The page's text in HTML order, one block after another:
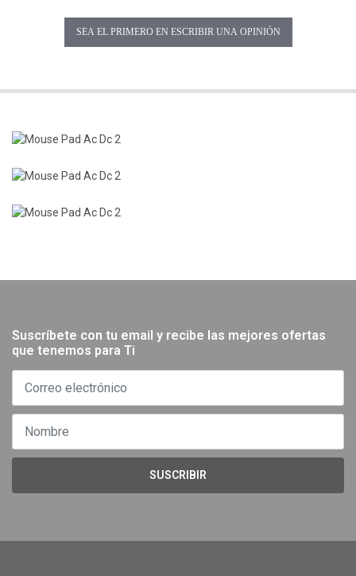
SEA EL PRIMERO EN ESCRIBIR UNA OPINIÓN
Suscríbete con tu email y recibe las mejores ofertas
que tenemos para Ti
SUSCRIBIR